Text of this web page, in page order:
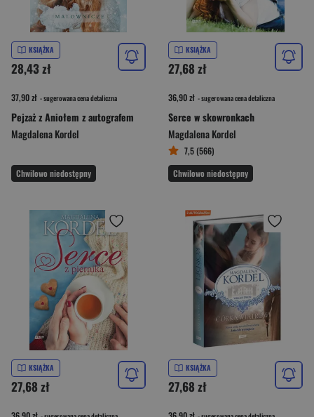
KSIĄŻKA
28,43 zł
37,90 zł - sugerowana cena detaliczna
Pejzaż z Aniołem z autografem
Magdalena Kordel
Chwilowo niedostępny
KSIĄŻKA
27,68 zł
36,90 zł - sugerowana cena detaliczna
Serce w skowronkach
Magdalena Kordel
7,5 (566)
Chwilowo niedostępny
KSIĄŻKA
27,68 zł
KSIĄŻKA
27,68 zł